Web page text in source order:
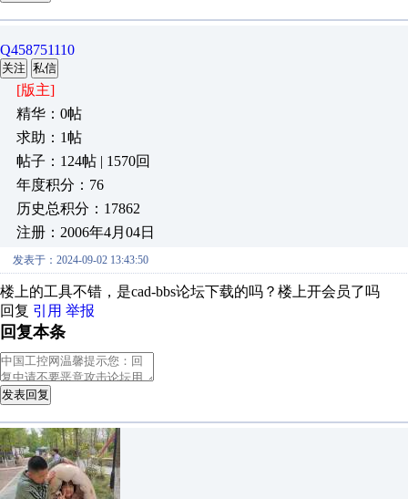
Q458751110
关注 私信
[版主]
精华：0帖
求助：1帖
帖子：124帖 | 1570回
年度积分：76
历史总积分：17862
注册：2006年4月04日
发表于：2024-09-02 13:43:50
楼上的工具不错，是cad-bbs论坛下载的吗？楼上开会员了吗
回复 引用 举报
回复本条
发表回复